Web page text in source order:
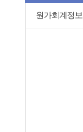
원가회계정보